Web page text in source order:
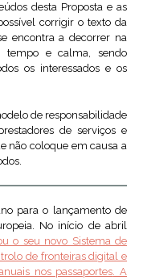
desta Proposta e as
corrigir o texto da
encontra a decorrer na
tempo e calma, sendo
os interessados e os
de responsabilidade
de serviços e
não coloque em causa a
para o lançamento de
No início de abril
o seu novo Sistema de
de fronteiras digital e
nos passaportes. A